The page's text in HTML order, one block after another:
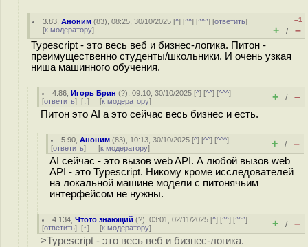
3.83 ,Аноним (83), 08:25, 30/10/2025 [^] [^^] [^^^] [ответить]
[к модератору]
–1
+ / –
Typescript - это весь веб и бизнес-логика. Питон -
преимущественно студенты/школьники. И очень узкая
ниша машинного обучения.
4.86 ,Игорь Брин (?), 09:10, 30/10/2025 [^] [^^] [^^^]
[ответить] [↓] [к модератору] + / –
Питон это AI а это сейчас весь бизнес и есть.
5.90 ,Аноним (83), 10:13, 30/10/2025 [^] [^^] [^^^]
[ответить] [к модератору] + / –
AI сейчас - это вызов web API. А любой вызов web
API - это Typescript. Никому кроме исследователей
на локальной машине модели с питонячьим
интерфейсом не нужны.
4.134 ,Чтото знающий (?), 03:01, 02/11/2025 [^] [^^] [^^^]
[ответить] [↑] [к модератору] + / –
>Typescript - это весь веб и бизнес-логика.